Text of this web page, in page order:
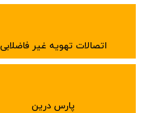
اتصالات تهویه غیر فاضلابی
پارس درین